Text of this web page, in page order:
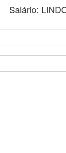
Salário: